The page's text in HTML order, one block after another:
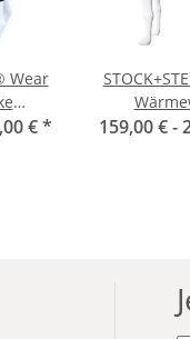
Wear
€* 159,00 € -